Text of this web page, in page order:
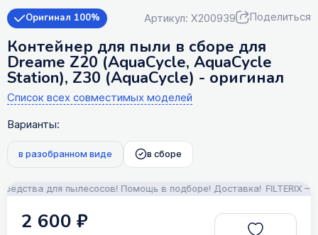
Оригинал 100% Артикул: X200939 Поделиться
Контейнер для пыли в сборе для
Dreame Z20 (AquaCycle, AquaCycle
Station), Z30 (AquaCycle) - оригинал
Список всех совместимых моделей
Варианты:
в разобранном виде в сборе
для пылесосов! Помощь в подборе! Доставка! FILTERIX —
2 600 ₽